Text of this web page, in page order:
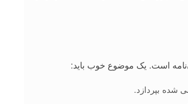
است. یک موضوع خوب باید:
شده بپردازد.